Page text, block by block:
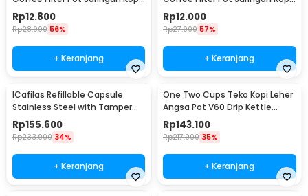
124ml 7Q - LC1
Rp12.800
Rp28.900 56%
+ Keranjang
114ml 6Q - LC1
Rp12.000
Rp27.900 57%
+ Keranjang
ICafilas Refillable Capsule
Stainless Steel with Tamper
for Nespresso - F456
Rp155.600
Rp233.900 34%
+ Keranjang
One Two Cups Teko Kopi Leher
Angsa Pot V60 Drip Kettle
960ml - RF-15
Rp143.100
Rp217.900 35%
+ Keranjang